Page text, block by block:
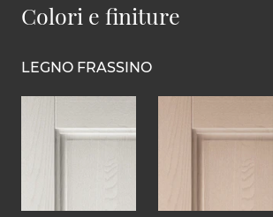
Colori e finiture
LEGNO FRASSINO